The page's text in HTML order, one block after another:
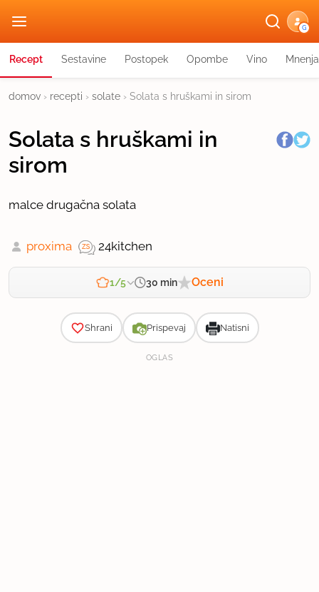
G
Recept Sestavine Postopek Opombe Vino Mnenja
domov › recepti › solate › Solata s hruškami in sirom
Solata s hruškami in
sirom
malce drugačna solata
proxima 24kitchen
1/5 30 min Oceni
Shrani Prispevaj Natisni
OGLAS